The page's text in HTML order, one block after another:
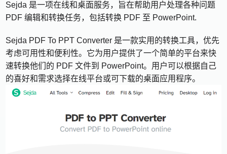
Sejda 是一项在线和桌面服务，旨在帮助用户处理各种问题
PDF 编辑和转换任务，包括转换 PDF 至 PowerPoint.
Sejda PDF To PPT Converter 是一款实用的转换工具，优先
考虑可用性和便利性。它为用户提供了一个简单的平台来快
速转换他们的 PDF 文件到 PowerPoint。用户可以根据自己
的喜好和需求选择在线平台或可下载的桌面应用程序。